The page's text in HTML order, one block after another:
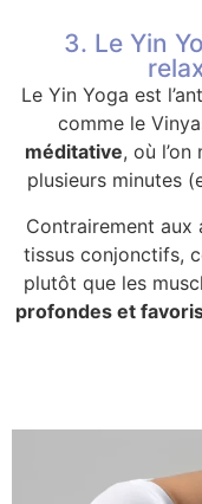
3. Le Yin
Le Yin Yoga est
comme le
méditative, où
plusieurs minutes
Contrairement aux
tissus conjonctifs,
plutôt que les
profondes et